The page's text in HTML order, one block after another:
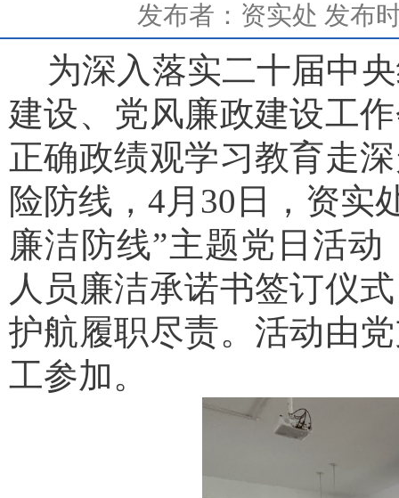
发布者：资实处 发布
为深入落实二十届中
建设、党风廉政建设工
正确政绩观学习教育走
险防线，4月30日， 资实
廉洁防线”主题党日活
人员廉洁承诺书签订仪
护航履职尽责。活动由
工参加。